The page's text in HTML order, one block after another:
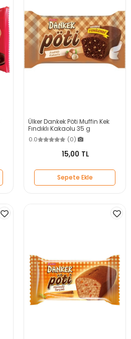
Ülker Dankek Pöti Muffin Kek
Fındıklı Kakaolu 35 g
0.0 (0)
15,00 TL
Sepete Ekle